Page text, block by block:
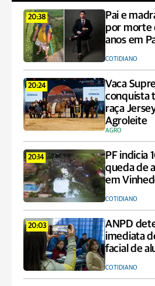
20:38
Pai e
por morte
anos em
COTIDIANO
20:24
Vaca
conquista
raça
Agroleite
AGRO
20:14
PF indicia
queda de
em
COTIDIANO
20:03
ANPD
imediata
facial de
COTIDIANO